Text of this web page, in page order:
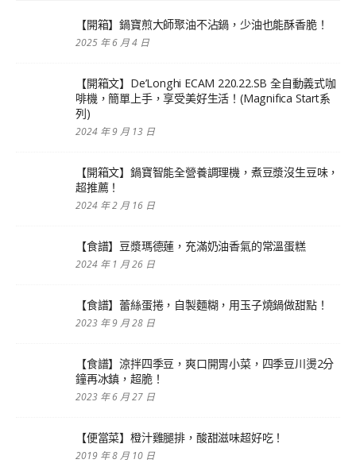
【開箱】鍋寶煎大師聚油不沾鍋，少油也能酥香脆！
2025 年 6 月 4 日
【開箱文】De’Longhi ECAM 220.22.SB 全自動義式咖
啡機，簡單上手，享受美好生活！(Magnifica Start系
列)
2024 年 9 月 13 日
【開箱文】鍋寶智能全營養調理機，煮豆漿沒生豆味，
超推薦！
2024 年 2 月 16 日
【食譜】豆漿瑪德蓮，充滿奶油香氣的常溫蛋糕
2024 年 1 月 26 日
【食譜】蕾絲蛋捲，自製麵糊，用玉子燒鍋做甜點！
2023 年 9 月 28 日
【食譜】涼拌四季豆，爽口開胃小菜，四季豆川燙2分
鐘再冰鎮，超脆！
2023 年 6 月 27 日
【便當菜】橙汁雞腿排，酸甜滋味超好吃！
2019 年 8 月 10 日